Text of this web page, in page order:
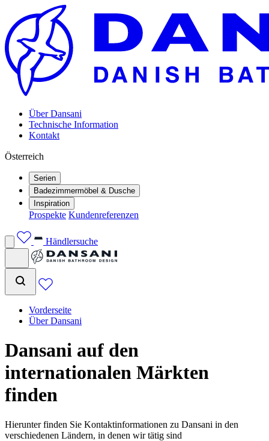
Über Dansani
Technische Information
Kontakt
Österreich
Serien
Badezimmermöbel & Dusche
Inspiration
Prospekte Kundenreferenzen
Händlersuche
Vorderseite
Über Dansani
Dansani auf den
internationalen Märkten
finden
Hierunter finden Sie Kontaktinformationen zu Dansani in den
verschiedenen Ländern, in denen wir tätig sind